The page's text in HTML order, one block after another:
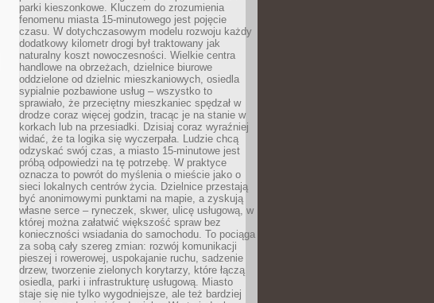
parki kieszonkowe. Kluczem do zrozumienia
fenomenu miasta 15-minutowego jest pojęcie
czasu. W dotychczasowym modelu rozwoju każdy
dodatkowy kilometr drogi był traktowany jak
naturalny koszt nowoczesności. Wielkie centra
handlowe na obrzeżach, dzielnice biurowe
oddzielone od dzielnic mieszkaniowych, osiedla
sypialnie pozbawione usług – wszystko to
sprawiało, że przeciętny mieszkaniec spędzał w
drodze coraz więcej godzin, tracąc je na stanie w
korkach lub na przesiadki. Dzisiaj coraz wyraźniej
widać, że ta logika się wyczerpała. Ludzie chcą
odzyskać swój czas, a miasto 15-minutowe jest
próbą odpowiedzi na tę potrzebę. W praktyce
oznacza to powrót do myślenia o mieście jako o
sieci lokalnych centrów życia. Dzielnice przestają
być anonimowymi punktami na mapie, a zyskują
własne serce – ryneczek, skwer, ulicę usługową, w
której można załatwić większość spraw bez
konieczności wsiadania do samochodu. To pociąga
za sobą cały szereg zmian: rozwój komunikacji
pieszej i rowerowej, uspokajanie ruchu, sadzenie
drzew, tworzenie zielonych korytarzy, które łączą
osiedla, parki i infrastrukturę usługową. Miasto
staje się nie tylko wygodniejsze, ale też bardziej